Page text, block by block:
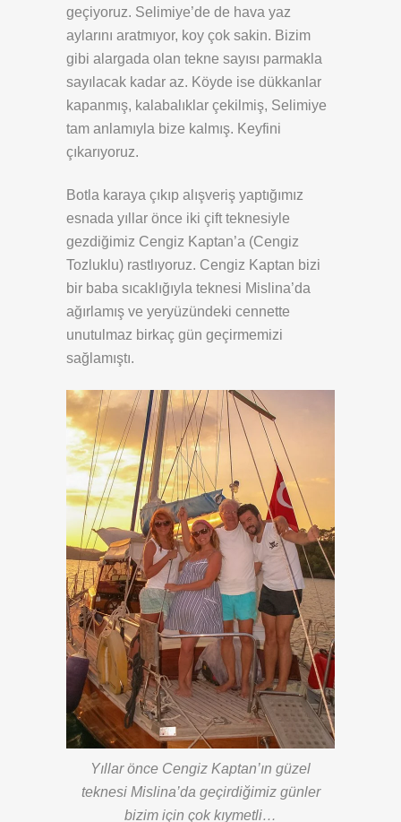
geçiyoruz. Selimiye’de de hava yaz
aylarını aratmıyor, koy çok sakin. Bizim
gibi alargada olan tekne sayısı parmakla
sayılacak kadar az. Köyde ise dükkanlar
kapanmış, kalabalıklar çekilmiş, Selimiye
tam anlamıyla bize kalmış. Keyfini
çıkarıyoruz.
Botla karaya çıkıp alışveriş yaptığımız
esnada yıllar önce iki çift teknesiyle
gezdiğimiz Cengiz Kaptan’a (Cengiz
Tozluklu) rastlıyoruz. Cengiz Kaptan bizi
bir baba sıcaklığıyla teknesi Mislina’da
ağırlamış ve yeryüzündeki cennette
unutulmaz birkaç gün geçirmemizi
sağlamıştı.
Yıllar önce Cengiz Kaptan’ın güzel
teknesi Mislina’da geçirdiğimiz günler
bizim için çok kıymetli…